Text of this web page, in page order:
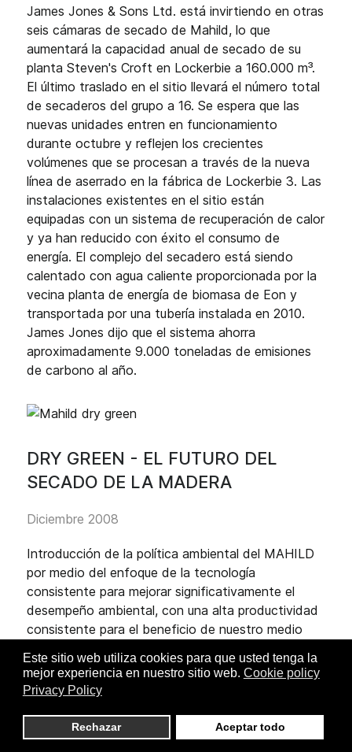
Este sitio web utiliza cookies para que usted tenga la
mejor experiencia en nuestro sitio web. Cookie policy
Privacy Policy
Rechazar Aceptar todo
James Jones & Sons Ltd. está invirtiendo en otras
seis cámaras de secado de Mahild, lo que
aumentará la capacidad anual de secado de su
planta Steven's Croft en Lockerbie a 160.000 m³.
El último traslado en el sitio llevará el número total
de secaderos del grupo a 16. Se espera que las
nuevas unidades entren en funcionamiento
durante octubre y reflejen los crecientes
volúmenes que se procesan a través de la nueva
línea de aserrado en la fábrica de Lockerbie 3. Las
instalaciones existentes en el sitio están
equipadas con un sistema de recuperación de calor
y ya han reducido con éxito el consumo de
energía. El complejo del secadero está siendo
calentado con agua caliente proporcionada por la
vecina planta de energía de biomasa de Eon y
transportada por una tubería instalada en 2010.
James Jones dijo que el sistema ahorra
aproximadamente 9.000 toneladas de emisiones
de carbono al año.
DRY GREEN - EL FUTURO DEL
SECADO DE LA MADERA
Diciembre 2008
Introducción de la política ambiental del MAHILD
por medio del enfoque de la tecnología
consistente para mejorar significativamente el
desempeño ambiental, con una alta productividad
consistente para el beneficio de nuestro medio
Reducción de las emisiones de CO2
proceso
Reducción del ruido